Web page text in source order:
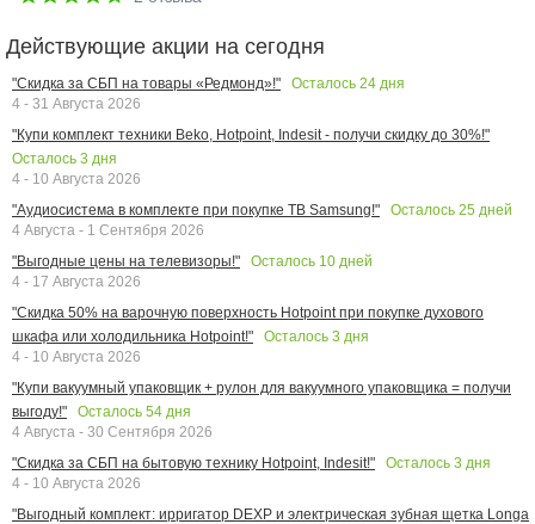
Действующие акции на сегодня
"Скидка за СБП на товары «Редмонд»!" Осталось 24 дня
4 - 31 Августа 2026
"Купи комплект техники Beko, Hotpoint, Indesit - получи скидку до 30%!"
Осталось 3 дня
4 - 10 Августа 2026
"Аудиосистема в комплекте при покупке ТВ Samsung!"
Осталось 25 дней
4 Августа - 1 Сентября 2026
"Выгодные цены на телевизоры!"
Осталось 10 дней
4 - 17 Августа 2026
"Скидка 50% на варочную поверхность Hotpoint при покупке духового
шкафа или холодильника Hotpoint!"
Осталось 3 дня
4 - 10 Августа 2026
"Купи вакуумный упаковщик + рулон для вакуумного упаковщика = получи
выгоду!"
Осталось 54 дня
4 Августа - 30 Сентября 2026
"Скидка за СБП на бытовую технику Hotpoint, Indesit!"
Осталось 3 дня
4 - 10 Августа 2026
"Выгодный комплект: ирригатор DEXP и электрическая зубная щетка Longa